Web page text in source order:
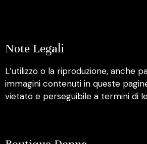
Note Legali
L’utilizzo o la riproduzione, anche
immagini contenuti in queste
vietato e perseguibile a termini di